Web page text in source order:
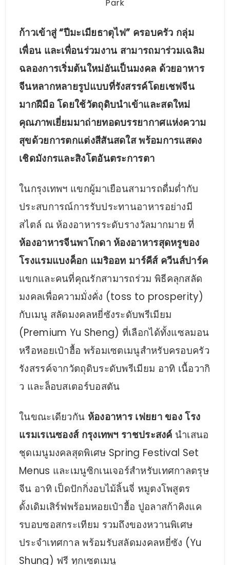
Park
ก้าวเข้าสู่ “ปีมะเมียธาตุไฟ” ครอบครัว กลุ่ม
เพื่อน และเพื่อนร่วมงาน สามารถมาร่วมเฉลิม
ฉลองการเริ่มต้นใหม่อันเป็นมงคล ด้วยอาหาร
จีนหลากหลายรูปแบบที่รังสรรค์โดยเชฟจีน
มากฝีมือ โดยใช้วัตถุดิบนำเข้าและสดใหม่
คุณภาพเยี่ยมมาถ่ายทอดบรรยากาศแห่งความ
สุขด้วยการตกแต่งสีสันสดใส พร้อมการแสดง
เชิดมังกรและสิงโตอันตระการตา
ในกรุงเทพฯ แขกผู้มาเยือนสามารถดื่มด่ำกับ
ประสบการณ์การรับประทานอาหารอย่างมี
สไตล์ ณ ห้องอาหารระดับรางวัลมากมาย ที่
ห้องอาหารจีนพาโกดา ห้องอาหารสุดหรูของ
โรงแรมแบงค็อก แมริออท มาร์คีส์ ควีนส์ปาร์ค
แขกและคนที่คุณรักสามารถร่วม พิธีคลุกสลัด
มงคลเพื่อความมั่งคั่ง (toss to prosperity)
กับเมนู สลัดมงคลหยี่ซังระดับพรีเมียม
(Premium Yu Sheng) ที่เลือกได้ทั้งแซลมอน
หรือหอยเป๋าฮื้อ พร้อมเซตเมนูสำหรับครอบครัว
รังสรรค์จากวัตถุดิบระดับพรีเมียม อาทิ เนื้อวากิ
ว และล็อบสเตอร์บอสตัน
ในขณะเดียวกัน ห้องอาหาร เฟยยา ของ โรง
แรมเรเนซองส์ กรุงเทพฯ ราชประสงค์ นำเสนอ
ชุดเมนูมงคลสุดพิเศษ Spring Festival Set
Menus และเมนูซิกเนเจอร์สำหรับเทศกาลตรุษ
จีน อาทิ เป็ดปักกิ่งอบไม้ลิ้นจี่ หมูตงโพสูตร
ดั้งเดิมเสิร์ฟพร้อมหอยเป๋าฮื้อ ปูอลาสก้าคิงแค
รบอบซอสกระเทียม รวมถึงของหวานพิเศษ
ประจำเทศกาล พร้อมรับสลัดมงคลหยี่ซัง (Yu
Shung) ฟรี ทุกเซตเมนู